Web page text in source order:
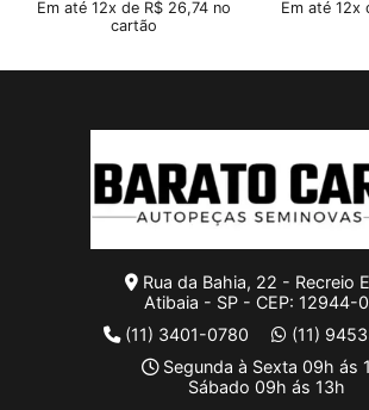
Em até 12x de R$ 26,74 no
cartão
Em até 12x
Rua da Bahia, 22 - Recreio
Atibaia - SP - CEP: 12944-
(11) 3401-0780
(11)
Segunda à Sexta 09h ás
Sábado 09h ás 13h